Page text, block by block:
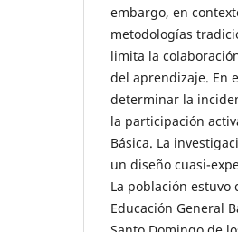
embargo, en
metodologías
limita la
del aprendizaje. En
determinar la
la participación
Básica. La
un diseño cuasi-
La población
Educación General